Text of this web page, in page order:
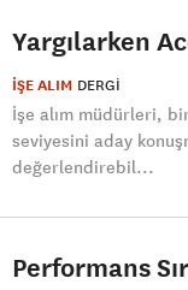
Yargılarken
İŞE ALIM DERGI
İşe alım müdürleri,
seviyesini aday
değerlendirebil...
Performans